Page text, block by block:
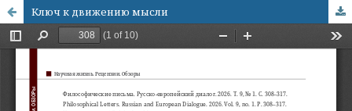
Ключ к движению мысли